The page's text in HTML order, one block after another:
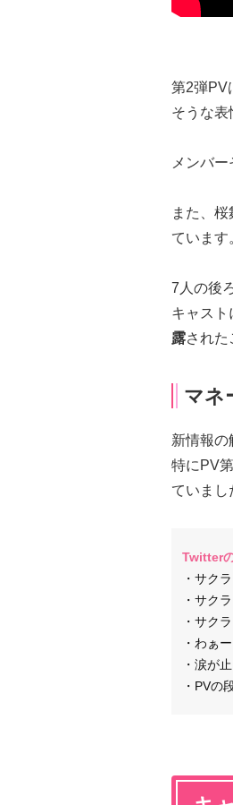
第2弾PV
そうな表
メンバ
また、
ています
7人の後
キャスト
露された
マネ
新情報の
特にPV
ていまし
Twitter
・サク
・サク
・サク
・わぁ
・涙が
・PVの